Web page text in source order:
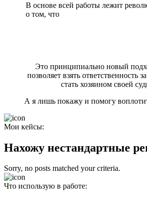
В основе всей работы лежит
о том, что
Это принципиально новый
позволяет взять ответственность
стать хозяином своей
А я лишь покажу и помогу
Мои кейсы:
Нахожу нестандартные
Sorry, no posts matched your criteria.
Что использую в работе: